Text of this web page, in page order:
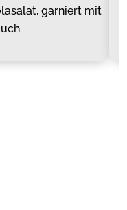
garniert mit